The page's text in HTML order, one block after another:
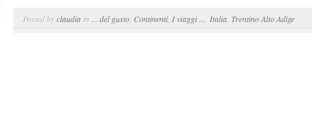
Posted byclaudia in ... del gusto Continenti, I viaggi ... Italia Trentino Alto Adige